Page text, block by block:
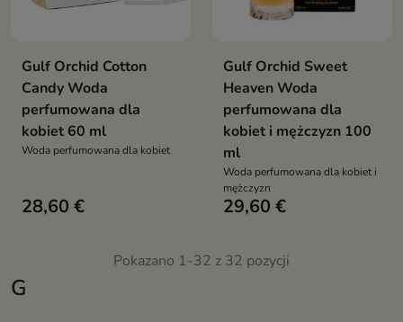
G
Gulf Orchid Cotton
Candy Woda
perfumowana dla
kobiet 60 ml
Woda perfumowana dla kobiet
28,60 €
Gulf Orchid Sweet
Heaven Woda
perfumowana dla
kobiet i mężczyzn 100
ml
Woda perfumowana dla kobiet i
mężczyzn
29,60 €
Pokazano 1-32 z 32 pozycji